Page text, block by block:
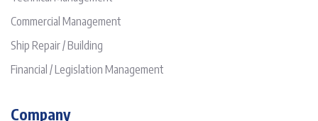
Commercial Management
Ship Repair / Building
Financial / Legislation Management
Company